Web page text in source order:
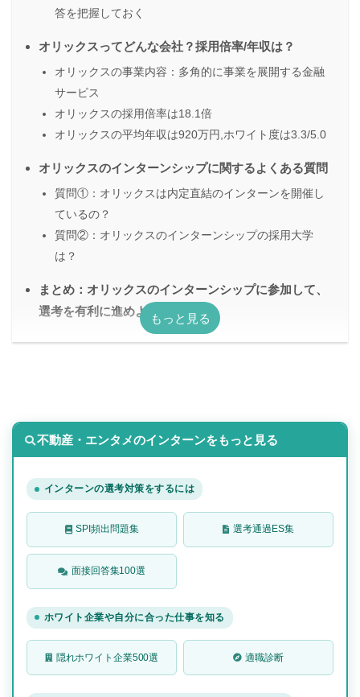
答を把握しておく
オリックスってどんな会社？採用倍率/年収は？
オリックスの事業内容：多角的に事業を展開する金融
サービス
オリックスの採用倍率は18.1倍
オリックスの平均年収は920万円,ホワイト度は3.3/5.0
オリックスのインターンシップに関するよくある質問
質問①：オリックスは内定直結のインターンを開催し
ているの？
質問②：オリックスのインターンシップの採用大学
は？
まとめ：オリックスのインターンシップに参加して、
選考を有利に進めよう
不動産・エンタメのインターンをもっと見る
インターンの選考対策をするには
SPI頻出問題集 選考通過ES集
面接回答集100選
ホワイト企業や自分に合った仕事を知る
隠れホワイト企業500選 適職診断